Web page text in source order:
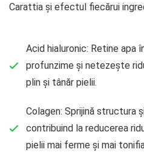
Carattia și efectul fiecărui
Acid hialuronic: Retine apa
profunzime și netezește
plin și tânăr pielii.
Colagen: Sprijină structura
contribuind la reducerea
pielii mai ferme și mai